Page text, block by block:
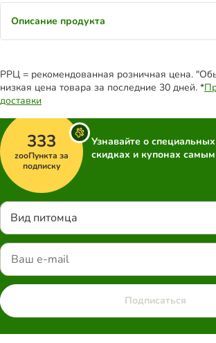
Описание продукта
РРЦ = рекомендованная розничная цена.
низкая цена товара за последние 30 дней. *
доставки
333
zooПункта за
подписку
Узнавайте о
скидках и купонах
Вид питомца
Подписаться